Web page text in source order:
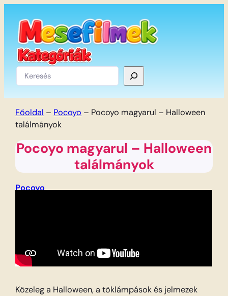
tartalomhoz
Keresés
Főoldal – Pocoyo – Pocoyo magyarul – Halloween
találmányok
Pocoyo magyarul – Halloween
találmányok
Pocoyo
Közeleg a Halloween, a töklámpások és jelmezek